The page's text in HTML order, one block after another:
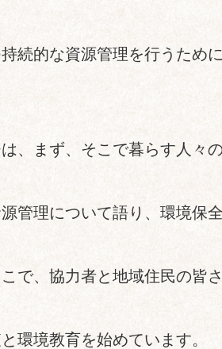
続的な資源管理を行うため
、まず、そこで暮らす人々
管理について語り、環境保
で、協力者と地域住民の皆
環境教育を始めています。